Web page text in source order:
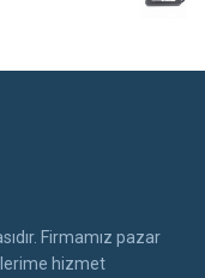
Firmamız pazar
hizmet